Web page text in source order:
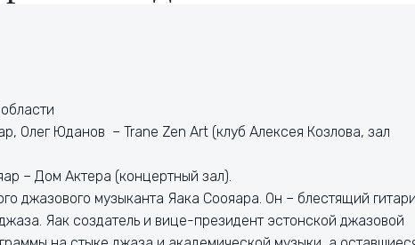
Олег Юданов – Trane Zen Art (клуб Алексея Козлова, зал
– Дом Актера (концертный зал).
джазового музыканта Яака Соояара. Он – блестящий
Яак создатель и вице-президент эстонской джазовой